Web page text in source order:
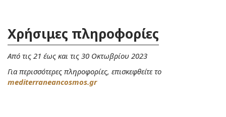
Χρήσιμες πληροφορίες
Από τις 21 έως και τις 30 Οκτωβρίου 2023
Για περισσότερες πληροφορίες, επισκεφθείτε τo
mediterraneancosmos.gr